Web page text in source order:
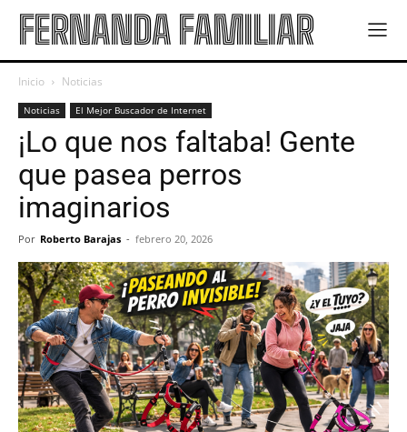
FERNANDA FAMILIAR
Inicio Noticias
Noticias El Mejor Buscador de Internet
¡Lo que nos faltaba! Gente
que pasea perros
imaginarios
Por Roberto Barajas - febrero 20, 2026